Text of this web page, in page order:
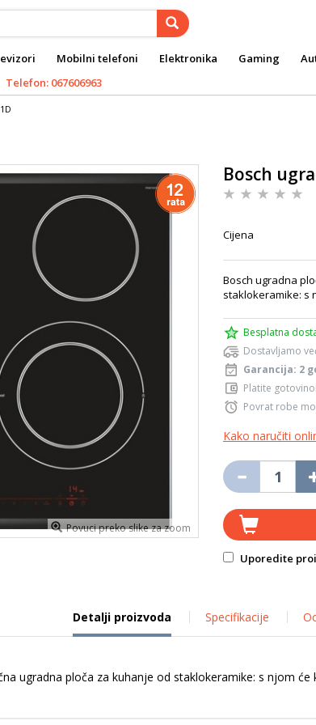
Mobilni telefoni Elektronika Gaming
Telefon: 067606963
Povuci preko slike za zoom
Bosch
Cijena
Bosch ugradna
staklokeramike: s
Besplatna
Dostavljamo
Garancija: 2
Platite
Povrat robe
Kako naručiti
Uporedite
Detalji proizvoda Specifikacije
ugradna ploča za kuhanje od staklokeramike: s njom